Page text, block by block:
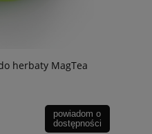
herbaty MagTea
powiadom o
dostępności